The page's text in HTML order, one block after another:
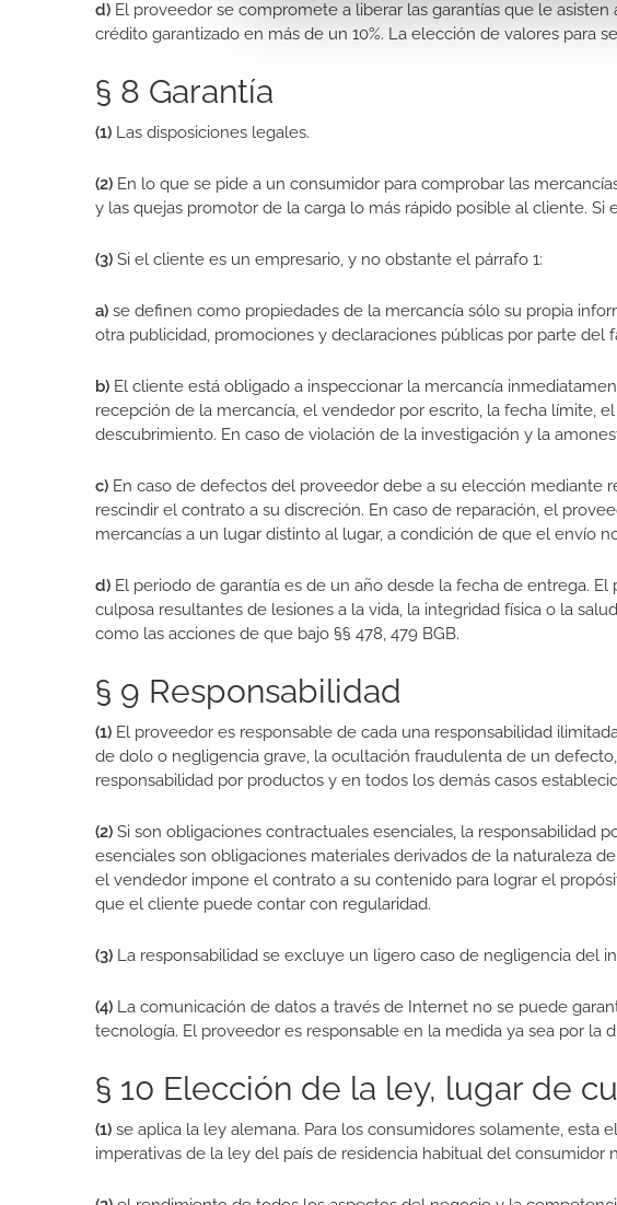
d) El proveedor se compromete a liberar las garantías que le
crédito garantizado en más de un 10%. La elección de valores para
§ 8 Garantía
(1) Las disposiciones legales.
(2) En lo que se pide a un consumidor para comprobar las
y las quejas promotor de la carga lo más rápido posible al cliente.
(3) Si el cliente es un empresario, y no obstante el párrafo 1:
a) se definen como propiedades de la mercancía sólo su propia
otra publicidad, promociones y declaraciones públicas por parte del
b) El cliente está obligado a inspeccionar la mercancía
recepción de la mercancía, el vendedor por escrito, la fecha límite,
descubrimiento. En caso de violación de la investigación y la
c) En caso de defectos del proveedor debe a su elección mediante
rescindir el contrato a su discreción. En caso de reparación, el
mercancías a un lugar distinto al lugar, a condición de que el envío
d) El periodo de garantía es de un año desde la fecha de entrega.
culposa resultantes de lesiones a la vida, la integridad física o la
como las acciones de que bajo §§ 478, 479 BGB.
§ 9 Responsabilidad
(1) El proveedor es responsable de cada una responsabilidad
de dolo o negligencia grave, la ocultación fraudulenta de un
responsabilidad por productos y en todos los demás casos
(2) Si son obligaciones contractuales esenciales, la responsabilidad
esenciales son obligaciones materiales derivados de la naturaleza
el vendedor impone el contrato a su contenido para lograr el
que el cliente puede contar con regularidad.
(3) La responsabilidad se excluye un ligero caso de negligencia del
(4) La comunicación de datos a través de Internet no se puede
tecnología. El proveedor es responsable en la medida ya sea por
§ 10 Elección de la ley, lugar de
(1) se aplica la ley alemana. Para los consumidores solamente,
imperativas de la ley del país de residencia habitual del consumidor